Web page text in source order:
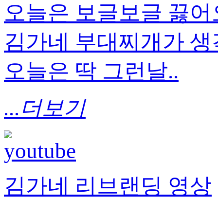
오늘은 보글보글 끓
김가네 부대찌개가
오늘은 딱 그런날..
...더보기
김가네 리브랜딩 영상